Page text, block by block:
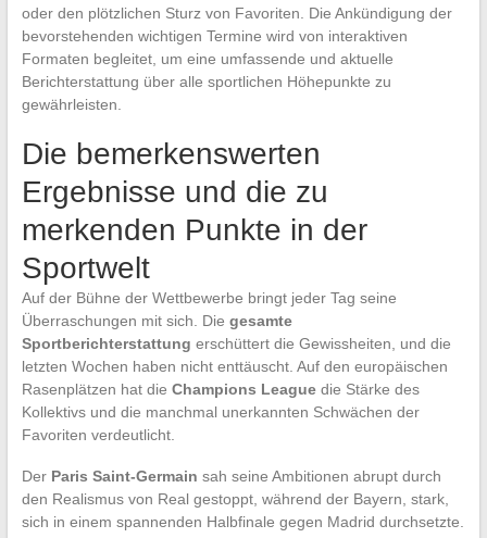
oder den plötzlichen Sturz von Favoriten. Die Ankündigung der
bevorstehenden wichtigen Termine wird von interaktiven
Formaten begleitet, um eine umfassende und aktuelle
Berichterstattung über alle sportlichen Höhepunkte zu
gewährleisten.
Die bemerkenswerten
Ergebnisse und die zu
merkenden Punkte in der
Sportwelt
Auf der Bühne der Wettbewerbe bringt jeder Tag seine
Überraschungen mit sich. Die gesamte
Sportberichterstattung erschüttert die Gewissheiten, und die
letzten Wochen haben nicht enttäuscht. Auf den europäischen
Rasenplätzen hat die Champions Leaguedie Stärke des
Kollektivs und die manchmal unerkannten Schwächen der
Favoriten verdeutlicht.
Der Paris Saint-Germain sah seine Ambitionen abrupt durch
den Realismus von Real gestoppt, während der Bayern, stark,
sich in einem spannenden Halbfinale gegen Madrid durchsetzte.